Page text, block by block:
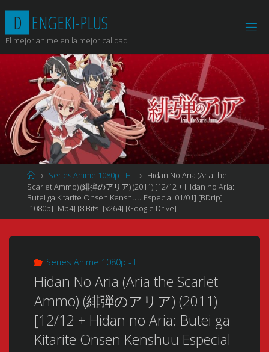
contenido
D ENGEKI-PLUS
El mejor anime en la mejor calidad
Página
de
Inicio
Series Anime 1080p - H
Hidan No Aria (Aria the
Scarlet Ammo) (緋弾のアリア) (2011) [12/12 + Hidan no Aria:
Butei ga Kitarite Onsen Kenshuu Especial 01/01] [BDrip]
[1080p] [Mp4] [8 Bits] [x264] [Google Drive]
Series Anime 1080p - H
Hidan No Aria (Aria the Scarlet
Ammo) (緋弾のアリア) (2011)
[12/12 + Hidan no Aria: Butei ga
Kitarite Onsen Kenshuu Especial